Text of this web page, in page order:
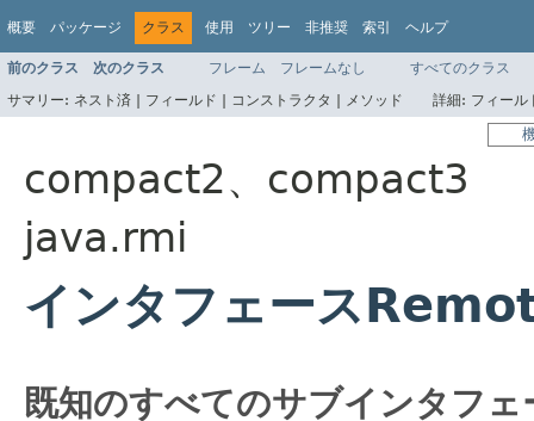
概要 パッケージ クラス 使用 ツリー 非推奨 索引 ヘルプ
前のクラス 次のクラス フレーム フレームなし
すべてのクラス
サマリー: ネスト済 | フィールド | コンストラクタ | メソッド 詳細: フィー
compact2、compact3
java.rmi
インタフェース
既知のすべてのサブインタフ